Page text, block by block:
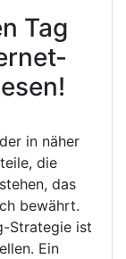
Tag
in näher
die
das
bewährt.
Strategie ist
Ein